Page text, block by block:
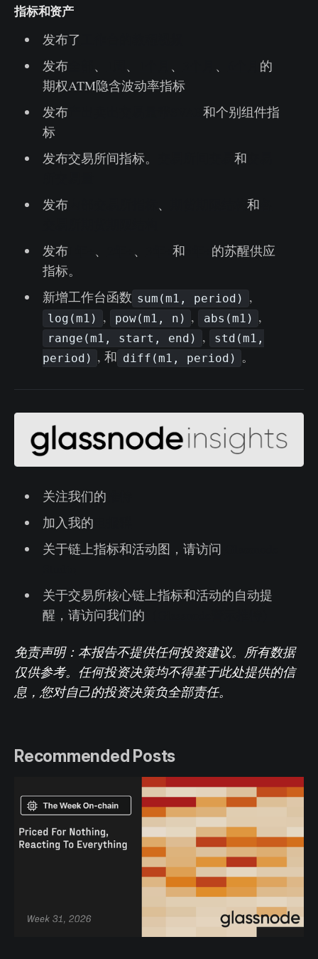
指标和资产
发布了
发布全部 、 、 、 、
的
期权ATM隐含波动率指标
发布产出卖出交易量带SVAB 和个别组件指
标
发布交易所间指标。
和
发布内部交易所指标 、 和
发布1年+ 、 、 和
的苏醒供应
指标。
新增工作台函数 sum(m1, period) ,
log(m1) , pow(m1, n) , abs(m1) ,
range(m1, start, end) ,
std(m1,
period) , 和 diff(m1, period) 。
关注我们的
加入我的
关于链上指标和活动图，请访问
关于交易所核心链上指标和活动的自动提
醒，请访问我们的
免责声明：本报告不提供任何投资建议。所有数据
仅供参考。任何投资决策均不得基于此处提供的信
息，您对自己的投资决策负全部责任。
Recommended Posts